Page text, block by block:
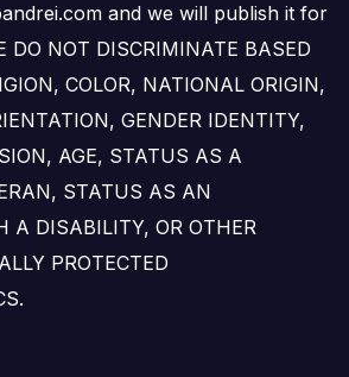
and we will publish it for
DO NOT DISCRIMINATE BASED
COLOR, NATIONAL ORIGIN,
GENDER IDENTITY,
AGE, STATUS AS A
STATUS AS AN
A DISABILITY, OR OTHER
PROTECTED